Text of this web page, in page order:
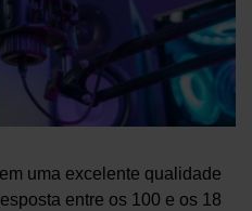
uma excelente qualidade
entre os 100 e os 18